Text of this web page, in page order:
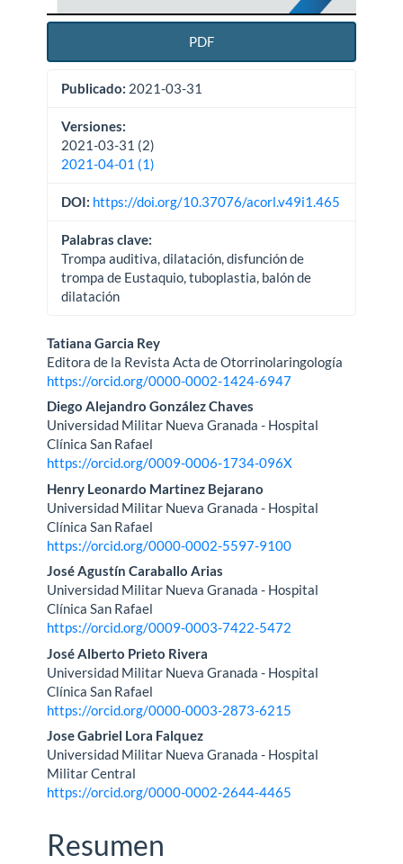
PDF
Publicado: 2021-03-31
Versiones:
2021-03-31 (2)
2021-04-01 (1)
DOI: https://doi.org/10.37076/acorl.v49i1.465
Palabras clave:
Trompa auditiva, dilatación, disfunción de
trompa de Eustaquio, tuboplastia, balón de
dilatación
Contenido
principal
del
artículo
Tatiana Garcia Rey
Editora de la Revista Acta de Otorrinolaringología
https://orcid.org/0000-0002-1424-6947
Diego Alejandro González Chaves
Universidad Militar Nueva Granada - Hospital
Clínica San Rafael
https://orcid.org/0009-0006-1734-096X
Henry Leonardo Martinez Bejarano
Universidad Militar Nueva Granada - Hospital
Clínica San Rafael
https://orcid.org/0000-0002-5597-9100
José Agustín Caraballo Arias
Universidad Militar Nueva Granada - Hospital
Clínica San Rafael
https://orcid.org/0009-0003-7422-5472
José Alberto Prieto Rivera
Universidad Militar Nueva Granada - Hospital
Clínica San Rafael
https://orcid.org/0000-0003-2873-6215
Jose Gabriel Lora Falquez
Universidad Militar Nueva Granada - Hospital
Militar Central
https://orcid.org/0000-0002-2644-4465
Resumen